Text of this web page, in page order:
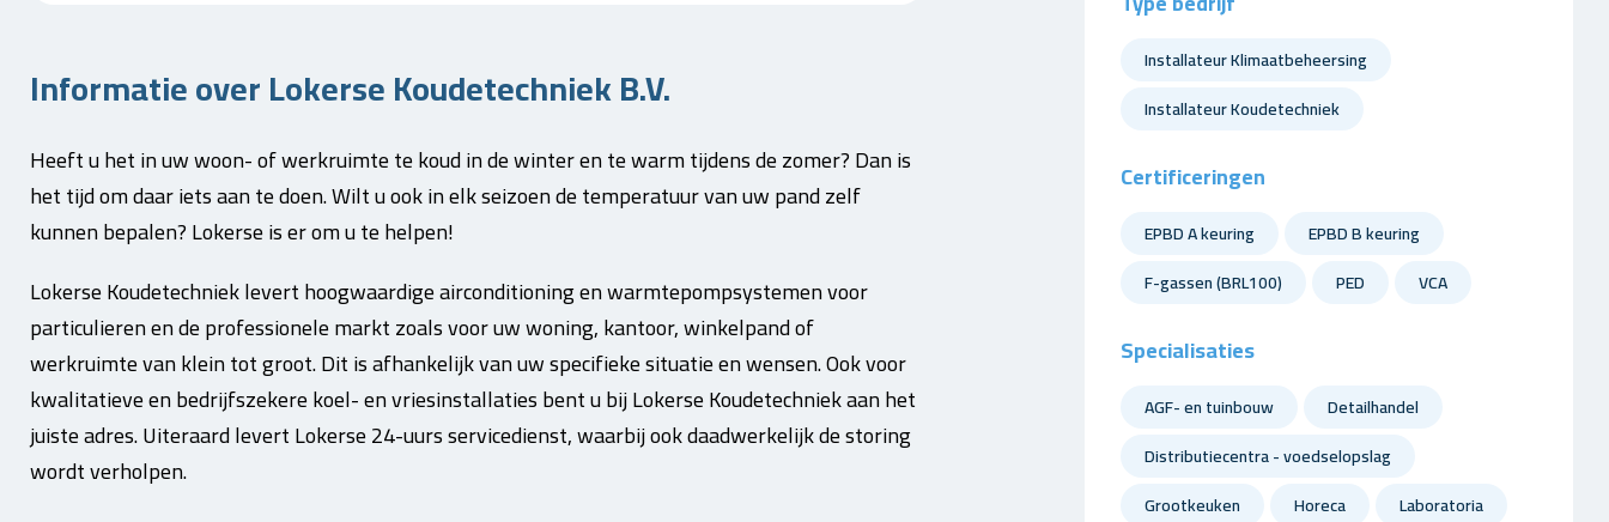
Informatie over Lokerse Koudetechniek B.V.
Heeft u het in uw woon- of werkruimte te koud in de winter en te warm tijdens de zomer? Dan is
het tijd om daar iets aan te doen. Wilt u ook in elk seizoen de temperatuur van uw pand zelf
kunnen bepalen? Lokerse is er om u te helpen!
Lokerse Koudetechniek levert hoogwaardige airconditioning en warmtepompsystemen voor
particulieren en de professionele markt zoals voor uw woning, kantoor, winkelpand of
werkruimte van klein tot groot. Dit is afhankelijk van uw specifieke situatie en wensen. Ook voor
kwalitatieve en bedrijfszekere koel- en vriesinstallaties bent u bij Lokerse Koudetechniek aan het
juiste adres. Uiteraard levert Lokerse 24-uurs servicedienst, waarbij ook daadwerkelijk de storing
wordt verholpen.
Installateur Klimaatbeheersing
Installateur Koudetechniek
Certificeringen
EPBD A keuring
EPBD B keuring
F-gassen (BRL100)
PED VCA
Specialisaties
AGF- en tuinbouw
Detailhandel
Distributiecentra - voedselopslag
Grootkeuken
Horeca
Laboratoria